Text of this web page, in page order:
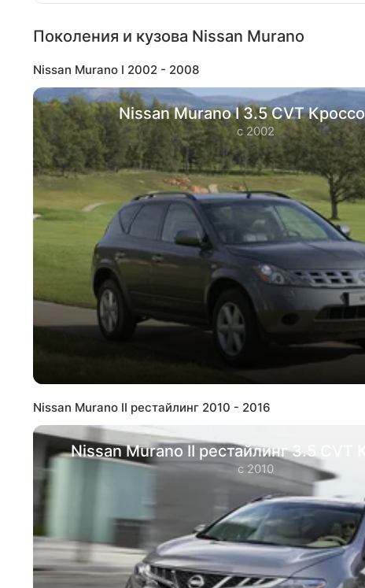
Поколения и кузова Nissan Murano
Nissan Murano I 2002 - 2008
Nissan Murano I 3.5 CVT
с 2002
Nissan Murano II рестайлинг 2010 - 2016
Nissan Murano II рестайлинг 3.5 CVT
с 2010